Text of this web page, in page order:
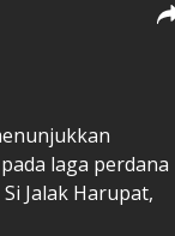
laga perdana
Jalak Harupat,